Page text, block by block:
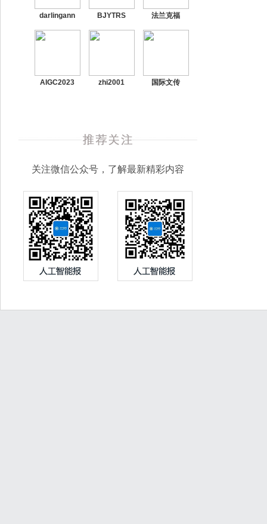
darlingann BJYTRS 法兰克福
AIGC2023 zhi2001 国际文传
关注微信公众号，了解最新精彩内容